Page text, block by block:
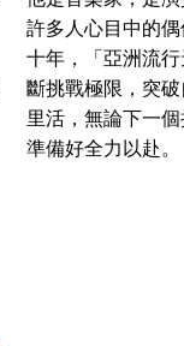
許多人心目中的
十年，「亞洲流
斷挑戰極限，突
里活，無論下一
準備好全力以赴。